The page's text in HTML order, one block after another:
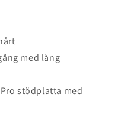
med lång
stödplatta med